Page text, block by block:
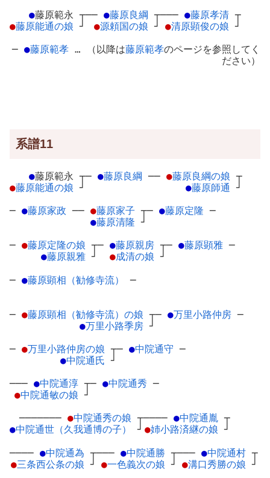
●藤原範永 ┬
●藤原能通の娘 ┘
── ●藤原良綱 ┬
●源頼国の娘 ┘
─── ●藤原孝清 ┬
●清原顕俊の娘 ┘
─ ●藤原範孝 … （以降は藤原範孝のページを参照してく
ださい）
系譜11
●藤原範永 ┬
●藤原能通の娘 ┘
─ ●藤原良綱 ── ●藤原良綱の娘 ┬
●藤原師通 ┘
─ ●藤原家政 ── ●藤原家子 ┬
●藤原清隆 ┘
─ ●藤原定隆 ─
─ ●藤原定隆の娘 ┬
●藤原親雅 ┘
─ ●藤原親房 ┬
●成清の娘 ┘
─ ●藤原顕雅 ─
─ ●藤原顕相（勧修寺流） ─
─ ●藤原顕相（勧修寺流）の娘 ┬
●万里小路季房 ┘
─ ●万里小路仲房 ─
─ ●万里小路仲房の娘 ┬
●中院通氏 ┘
─ ●中院通守 ─
─── ●中院通淳 ┬
●中院通敏の娘 ┘
─ ●中院通秀 ─
─────── ●中院通秀の娘 ┬
●中院通世（久我通博の子） ┘
──── ●中院通胤 ┬
●姉小路済継の娘 ┘
──── ●中院通為 ┬
●三条西公条の娘 ┘
─── ●中院通勝 ┬
●一色義次の娘 ┘
─── ●中院通村 ┬
●溝口秀勝の娘 ┘